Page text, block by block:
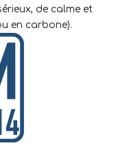
de calme et
en carbone).